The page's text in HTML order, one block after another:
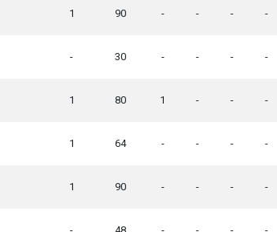
1 90 - - - -
- 30 - - - -
1 80 1 - - -
1 64 - - - -
1 90 - - - -